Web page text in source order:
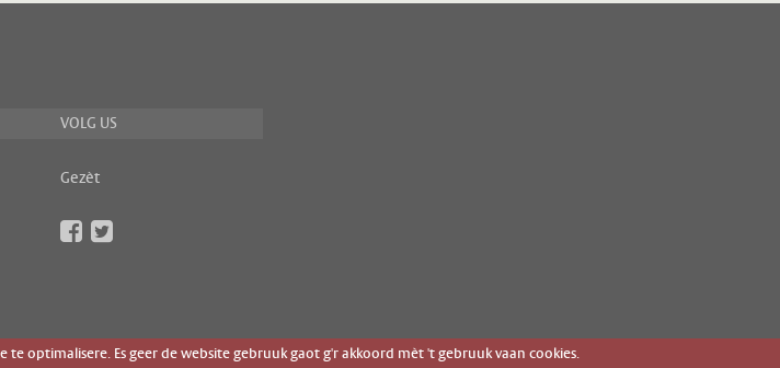
VOLG US
Gezèt
optimalisere. Es geer de website gebruuk gaot g'r akkoord mèt 't gebruuk vaan cookies.